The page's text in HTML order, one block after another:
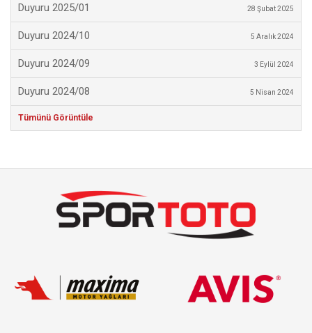
Duyuru 2025/01 28 Şubat 2025
Duyuru 2024/10 5 Aralık 2024
Duyuru 2024/09 3 Eylül 2024
Duyuru 2024/08 5 Nisan 2024
Tümünü Görüntüle